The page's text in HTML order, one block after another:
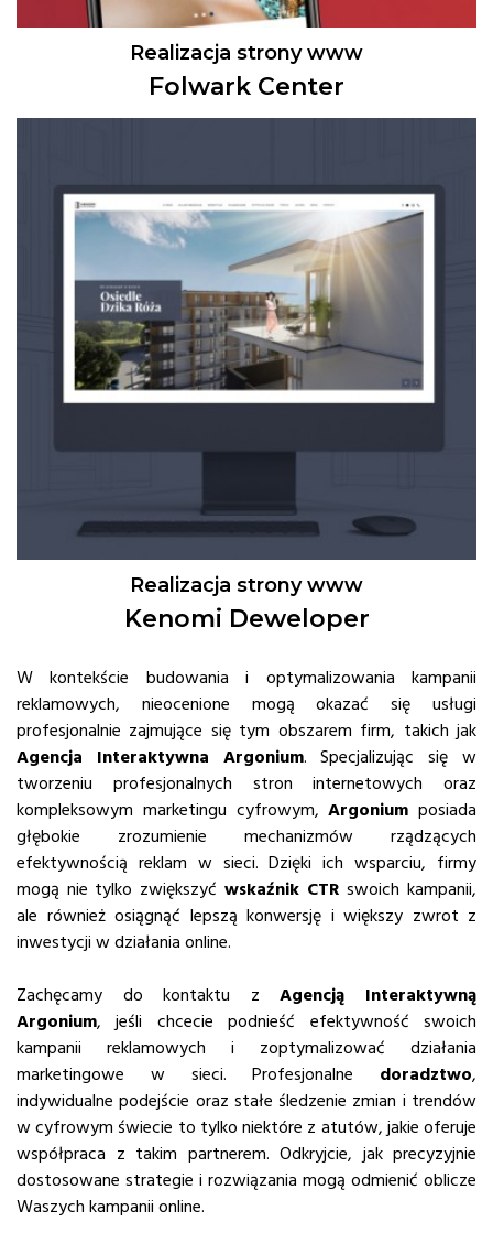
Realizacja strony www
Folwark Center
Realizacja strony www
Kenomi Deweloper
W kontekście budowania i optymalizowania kampanii
reklamowych, nieocenione mogą okazać się usługi
profesjonalnie zajmujące się tym obszarem firm, takich jak
Agencja Interaktywna Argonium. Specjalizując się w
tworzeniu profesjonalnych stron internetowych oraz
kompleksowym marketingu cyfrowym,Argonium posiada
głębokie zrozumienie mechanizmów rządzących
efektywnością reklam w sieci. Dzięki ich wsparciu, firmy
mogą nie tylko zwiększyć wskaźnik CTR swoich kampanii,
ale również osiągnąć lepszą konwersję i większy zwrot z
inwestycji w działania online.
Zachęcamy do kontaktu zAgencją Interaktywną
Argonium, jeśli chcecie podnieść efektywność swoich
kampanii reklamowych i zoptymalizować działania
marketingowe w sieci. Profesjonalne doradztwo,
indywidualne podejście oraz stałe śledzenie zmian i trendów
w cyfrowym świecie to tylko niektóre z atutów, jakie oferuje
współpraca z takim partnerem. Odkryjcie, jak precyzyjnie
dostosowane strategie i rozwiązania mogą odmienić oblicze
Waszych kampanii online.